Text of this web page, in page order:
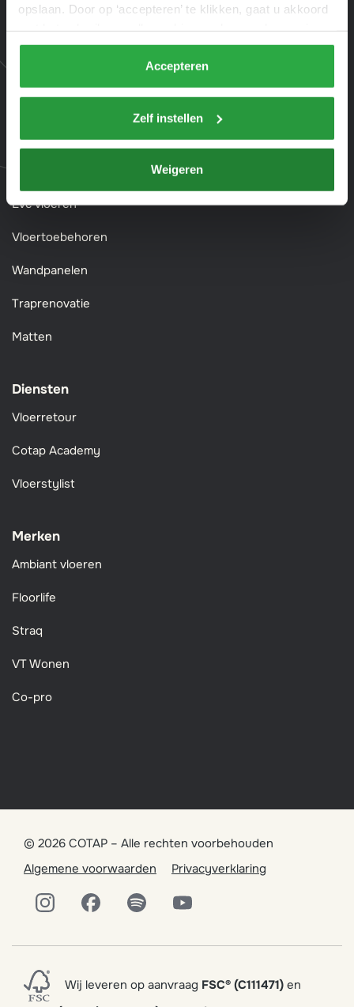
opslaan. Door op ‘accepteren’ te klikken, gaat u akkoord
onzeprivacyverklaring.
Accepteren
Zelf instellen
Weigeren
Assortiment
Tapijt
Evc vloeren
Vloertoebehoren
Wandpanelen
Traprenovatie
Matten
Diensten
Vloerretour
Cotap Academy
Vloerstylist
Merken
Ambiant vloeren
Floorlife
Straq
VT Wonen
Co-pro
© 2026 COTAP – Alle rechten voorbehouden
Algemene voorwaarden
Privacyverklaring
Wij leveren op aanvraag FSC® (C111471) en